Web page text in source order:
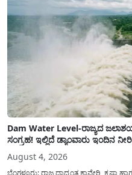
Dam Water Level-ರಾಜ್ಯದ
ಸಂಗ್ರಹ! ಇಲ್ಲಿದೆ ಡ್ಯಾಂವಾರು ಇಂದಿನ
August 4, 2026
ಬೆಂಗಳೂರು: ರಾಜ್ಯದಾದ್ಯಂತ ಕಾವೇರಿ,